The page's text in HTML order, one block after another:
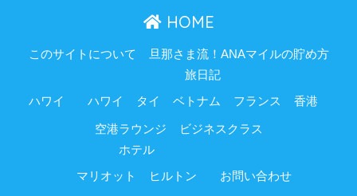
HOME
このサイトについて 旦那さま流！ANAマイルの貯め方
ハワイ
旅日記
ハワイ タイ ベトナム フランス 香港
空港ラウンジ
ビジネスクラス
ホテル
マリオット ヒルトン お問い合わせ